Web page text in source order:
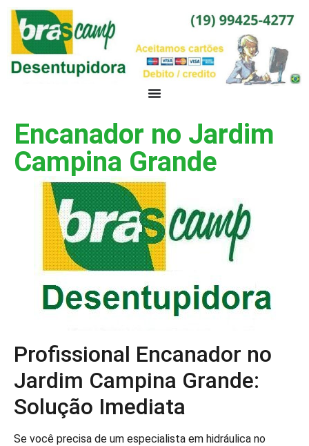
Encanador no Jardim
Campina Grande
Profissional Encanador no
Jardim Campina Grande:
Solução Imediata
Se você precisa de um especialista em hidráulica no